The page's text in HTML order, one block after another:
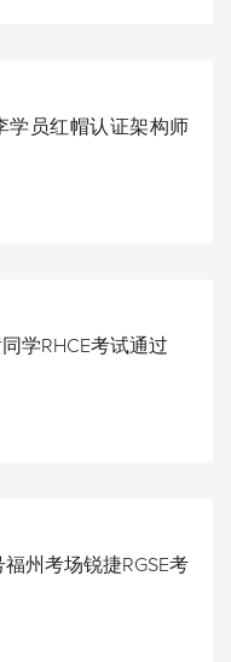
学员红帽认证架构师
学RHCE考试通过
州考场锐捷RGSE考